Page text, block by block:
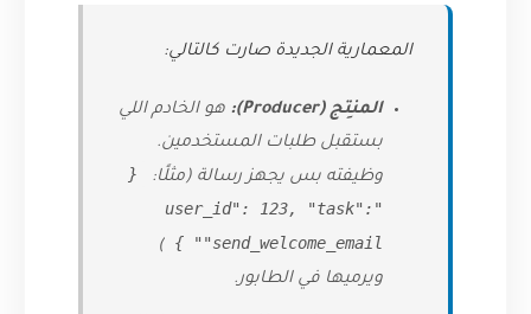
المعمارية الجديدة صارت كالتالي:
المنتِج (Producer):
هو الخادم اللي
بستقبل طلبات المستخدمين.
وظيفته بس يجهز رسالة (مثلًا:
{
"user_id": 123, "task":
"send_welcome_email" }
)
ويرميها في الطابور.